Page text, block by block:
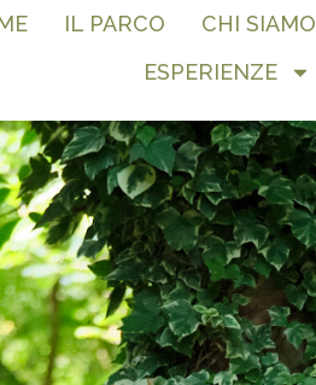
IL PARCO CHI SIAMO
ESPERIENZE